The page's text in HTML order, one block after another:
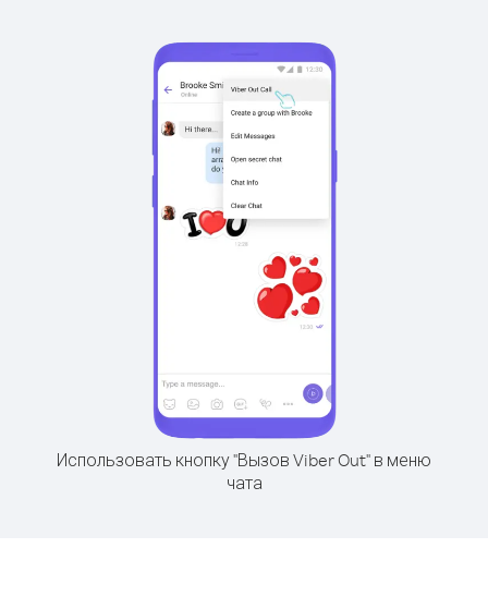
Использовать кнопку "Вызов Viber Out" в меню
чата